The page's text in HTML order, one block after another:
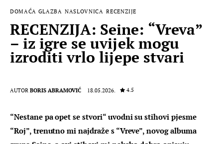
DOMAĆA GLAZBA NASLOVNICA RECENZIJE
RECENZIJA: Seine: “Vreva”
– iz igre se uvijek mogu
izroditi vrlo lijepe stvari
AUTOR BORIS ABRAMOVIĆ 18.05.2026. 4.5
“Nestane pa opet se stvori“ uvodni su stihovi pjesme
“Roj”, trenutno mi najdraže s “Vreve”, novog albuma